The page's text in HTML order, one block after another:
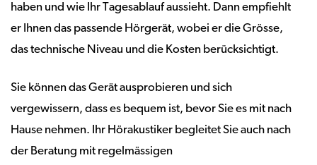
haben und wie Ihr Tagesablauf aussieht. Dann empfiehlt
er Ihnen das passende Hörgerät, wobei er die Grösse,
das technische Niveau und die Kosten berücksichtigt.
Sie können das Gerät ausprobieren und sich
vergewissern, dass es bequem ist, bevor Sie es mit nach
Hause nehmen. Ihr Hörakustiker begleitet Sie auch nach
der Beratung mit regelmässigen